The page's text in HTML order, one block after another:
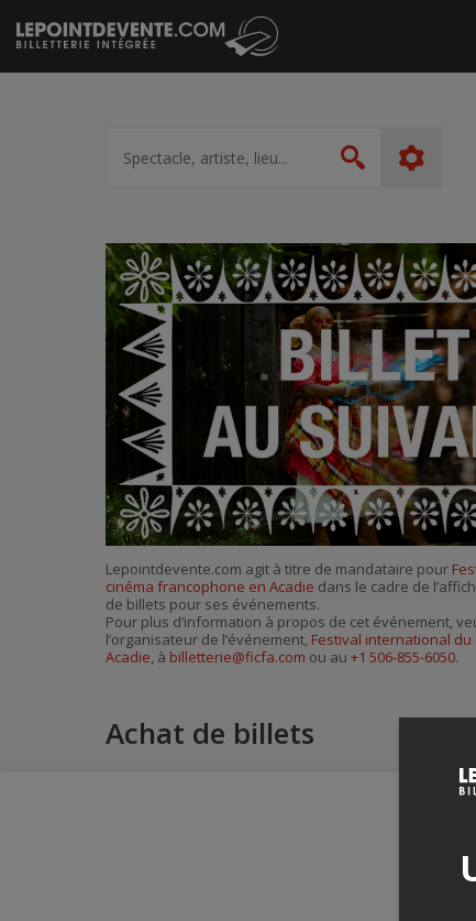
Passer
au
contenu
artiste,
lieu...
Rechercher
Lepointdevente.com agit à titre de mandataire pour
cinéma francophone en Acadie dans le cadre de
de billets pour ses événements.
Pour plus d’information à propos de cet événement,
l’organisateur de l’événement, Festival international
Acadie, à billetterie@ficfa.com ou au +1 506-855-6050.
Achat de billets